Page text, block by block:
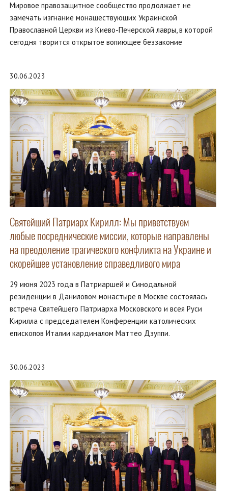
Мировое правозащитное сообщество продолжает не
замечать изгнание монашествующих Украинской
Православной Церкви из Киево-Печерской лавры, в которой
сегодня творится открытое вопиющее беззаконие
30.06.2023
Святейший Патриарх Кирилл: Мы приветствуем
любые посреднические миссии, которые направлены
на преодоление трагического конфликта на Украине и
скорейшее установление справедливого мира
29 июня 2023 года в Патриаршей и Синодальной
резиденции в Даниловом монастыре в Москве состоялась
встреча Святейшего Патриарха Московского и всея Руси
Кирилла с председателем Конференции католических
епископов Италии кардиналом Маттео Дзуппи.
30.06.2023